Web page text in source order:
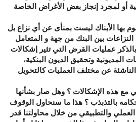
أو لمجرد إنجاز بعض الأغراض الخاصة
بها الأبناك ليست بمنأى عن أي نزاع بل
النزاعات بين البنك من جهة و المتعامل
عمليات القرض التي تثير إشكالات
المديونية وتحقيق الديون البنكية،
عن مختلف العمليات كالتحويل
مع هذه الإشكالات ؟ وهل صار بشأنها
بالتذبذب ؟ هذا ما سنحاول الوقوف
والتطبيقي من خلال محاولتنا قدر